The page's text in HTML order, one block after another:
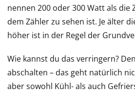
nennen 200 oder 300 Watt als die
dem Zähler zu sehen ist. Je älter
höher ist in der Regel der
Wie kannst du das verringern?
abschalten – das geht natürlich
aber sowohl Kühl- als auch